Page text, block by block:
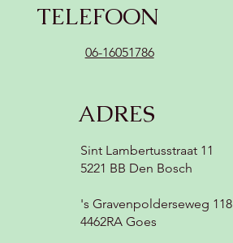
TELEFOON
06-16051786
ADRES
Sint Lambertusstraat 11
5221 BB Den Bosch
's Gravenpolderseweg 118
4462RA Goes